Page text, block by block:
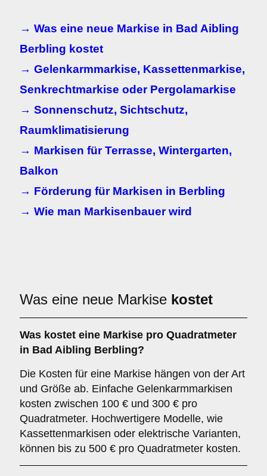
→ Was eine neue Markise in Bad Aibling
Berbling kostet
→ Gelenkarmmarkise, Kassettenmarkise,
Senkrechtmarkise oder Pergolamarkise
→ Sonnenschutz, Sichtschutz,
Raumklimatisierung
→ Markisen für Terrasse, Wintergarten,
Balkon
→ Förderung für Markisen in Berbling
→ Wie man Markisenbauer wird
Was eine neue Markise kostet
Was kostet eine Markise pro Quadratmeter
in Bad Aibling Berbling?
Die Kosten für eine Markise hängen von der Art
und Größe ab. Einfache Gelenkarmmarkisen
kosten zwischen 100 € und 300 € pro
Quadratmeter. Hochwertigere Modelle, wie
Kassettenmarkisen oder elektrische Varianten,
können bis zu 500 € pro Quadratmeter kosten.